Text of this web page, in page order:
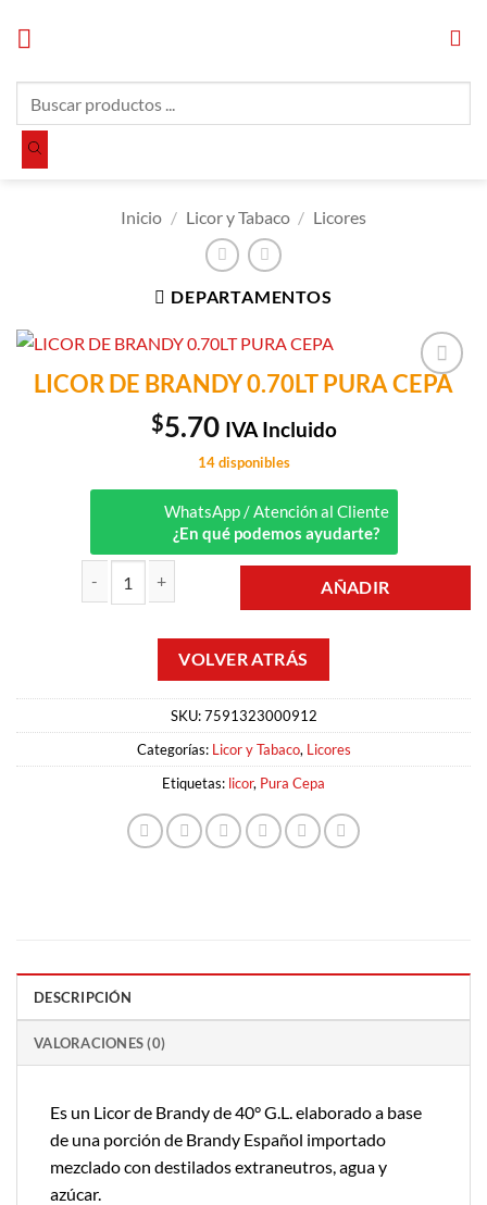
productos
Inicio / Licor y Tabaco / Licores
DEPARTAMENTOS
Añadir a
LICOR DE BRANDY 0.70LT PURA CEPA
$5.70 IVA Incluido
14 disponibles
WhatsApp / Atención al Cliente
¿En qué podemos ayudarte?
LICOR DE BRANDY 0.70LT PURA CEPA cantidad
AÑADIR
SKU:7591323000912
Categorías: Licor y Tabaco, Licores
Etiquetas: licor, Pura Cepa
DESCRIPCIÓN
VALORACIONES (0)
Es un Licor de Brandy de 40° G.L. elaborado a base
de una porción de Brandy Español importado
mezclado con destilados extraneutros, agua y
azúcar.